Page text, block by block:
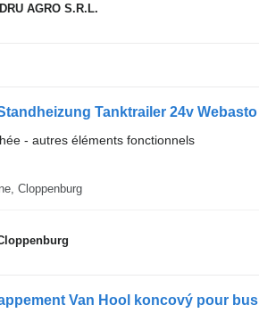
AGRO S.R.L.
- autres éléments fonctionnels
Cloppenburg
Van Hool koncový pour